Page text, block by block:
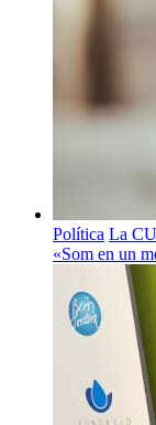
Política La
«Som en un